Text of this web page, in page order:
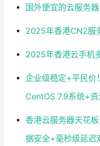
国外便宜的云服务
2025年香港CN2服
2025年香港云手机
企业级稳定+平民价
CentOS 7.9系统+
香港云服务器天花
据安全+毫秒级延迟